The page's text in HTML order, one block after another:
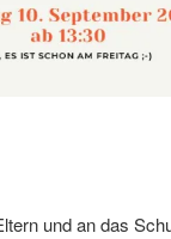
und an das